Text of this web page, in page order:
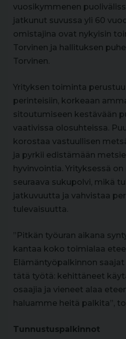
vuosikymmenen
jatkunut suvussa yli 60
omistajina ovat nykyisin
Torvinen ja hallituksen
Torvinen.
Yrityksen toiminta
perinteisiin, korkeaan
sitoutumiseen kestävään
vaativissa olosuhteissa.
korostaa vastuullisen
ja pyrkii edistämään
hyvinvointia. Yrityksessä
seuraava sukupolvi, mikä
jatkuvuutta ja vahvistaa
tulevaisuutta.
”Pitkän työuran aikana
kantaa koko toimialaa
Elämäntyöpalkinnon
tätä työtä: kehittäneet
osaajia ja vieneet alaa
haluamme heitä palkita”,
Tunnustuspalkinnot